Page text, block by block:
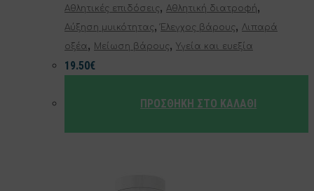
Αθλητικές επιδόσεις, Αθλητική διατροφή,
Αύξηση μυικότητας,Έλεγχος βάρους, Λιπαρά
οξέα, Μείωση βάρους, Υγεία και ευεξία
19.50€
ΠΡΟΣΘΉΚΗ ΣΤΟ ΚΑΛΆΘΙ